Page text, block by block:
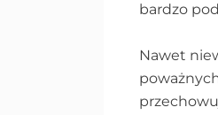
bardzo
Nawet